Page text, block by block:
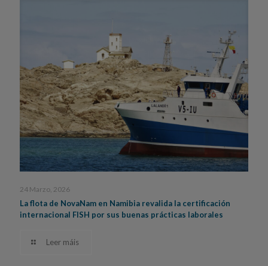
24 Marzo, 2026
La flota de NovaNam en Namibia revalida la certificación
internacional FISH por sus buenas prácticas laborales
Leer máis